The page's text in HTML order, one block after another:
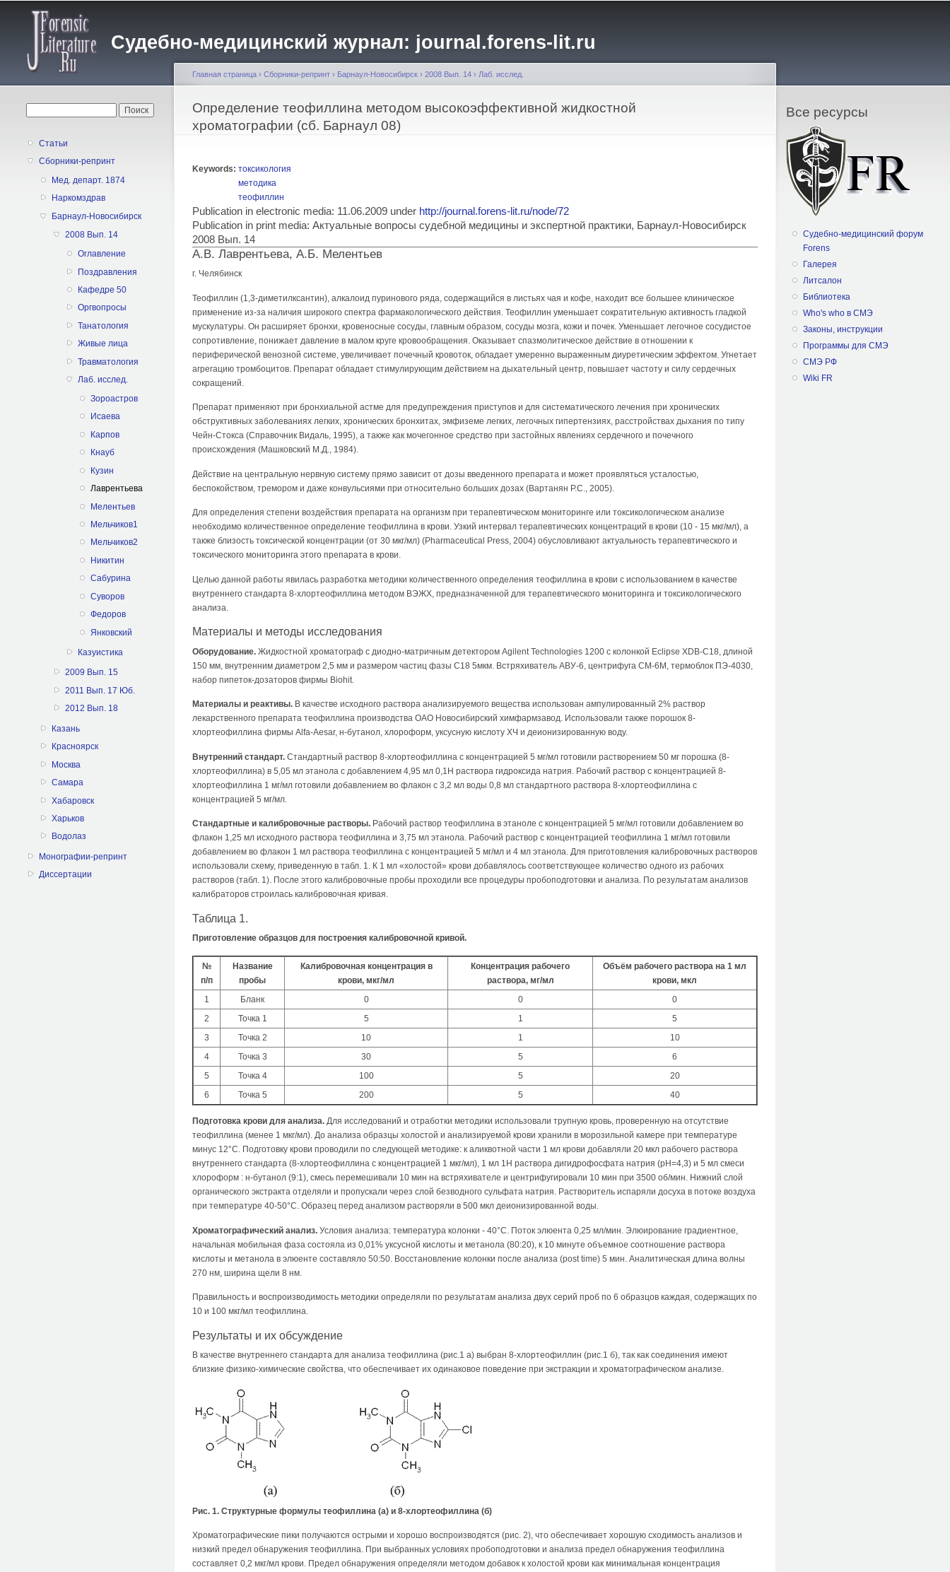
содержанию
Судебно-медицинский журнал: journal.forens-lit.ru
Статьи
Сборники-репринт
Мед. департ. 1874
Наркомздрав
Барнаул-Новосибирск
2008 Вып. 14
Оглавление
Поздравления
Кафедре 50
Оргвопросы
Танатология
Живые лица
Травматология
Лаб. исслед.
Зороастров
Исаева
Карпов
Кнауб
Кузин
Лаврентьева
Мелентьев
Мельчиков1
Мельчиков2
Никитин
Сабурина
Суворов
Федоров
Янковский
Казуистика
2009 Вып. 15
2011 Вып. 17 Юб.
2012 Вып. 18
Казань
Красноярск
Москва
Самара
Хабаровск
Харьков
Водолаз
Монографии-репринт
Диссертации
Вы здесь
Главная страница › Сборники-репринт › Барнаул-Новосибирск › 2008 Вып. 14 › Лаб. исслед.
Определение теофиллина методом высокоэффективной жидкостной
хроматографии (сб. Барнаул 08)
Keywords: токсикология
методика
теофиллин
Publication in electronic media: 11.06.2009 under http://journal.forens-lit.ru/node/72
Publication in print media: Актуальные вопросы судебной медицины и экспертной практики, Барнаул-Новосибирск
2008 Вып. 14
А.В. Лаврентьева, А.Б. Мелентьев
г. Челябинск
Теофиллин (1,3-диметилксантин), алкалоид пуринового ряда, содержащийся в листьях чая и кофе, находит все большее клиническое
применение из-за наличия широкого спектра фармакологического действия. Теофиллин уменьшает сократительную активность гладкой
мускулатуры. Он расширяет бронхи, кровеносные сосуды, главным образом, сосуды мозга, кожи и почек. Уменьшает легочное сосудистое
сопротивление, понижает давление в малом круге кровообращения. Оказывает спазмолитическое действие в отношении к
периферической венозной системе, увеличивает почечный кровоток, обладает умеренно выраженным диуретическим эффектом. Угнетает
агрегацию тромбоцитов. Препарат обладает стимулирующим действием на дыхательный центр, повышает частоту и силу сердечных
сокращений.
Препарат применяют при бронхиальной астме для предупреждения приступов и для систематического лечения при хронических
обструктивных заболеваниях легких, хронических бронхитах, эмфиземе легких, легочных гипертензиях, расстройствах дыхания по типу
Чейн-Стокса (Справочник Видаль, 1995), а также как мочегонное средство при застойных явлениях сердечного и почечного
происхождения (Машковский М.Д., 1984).
Действие на центральную нервную систему прямо зависит от дозы введенного препарата и может проявляться усталостью,
беспокойством, тремором и даже конвульсиями при относительно больших дозах (Вартанян Р.С., 2005).
Для определения степени воздействия препарата на организм при терапевтическом мониторинге или токсикологическом анализе
необходимо количественное определение теофиллина в крови. Узкий интервал терапевтических концентраций в крови (10 - 15 мкг/мл), а
также близость токсической концентрации (от 30 мкг/мл) (Pharmaceutical Press, 2004) обусловливают актуальность терапевтического и
токсического мониторинга этого препарата в крови.
Целью данной работы явилась разработка методики количественного определения теофиллина в крови с использованием в качестве
внутреннего стандарта 8-хлортеофиллина методом ВЭЖХ, предназначенной для терапевтического мониторинга и токсикологического
анализа.
Материалы и методы исследования
Оборудование. Жидкостной хроматограф с диодно-матричным детектором Agilent Technologies 1200 с колонкой Eclipse XDB-C18, длиной
150 мм, внутренним диаметром 2,5 мм и размером частиц фазы C18 5мкм. Встряхиватель АВУ-6, центрифуга СМ-6М, термоблок ПЭ-4030,
набор пипеток-дозаторов фирмы Biohit.
Материалы и реактивы. В качестве исходного раствора анализируемого вещества использован ампулированный 2% раствор
лекарственного препарата теофиллина производства ОАО Новосибирский химфармзавод. Использовали также порошок 8-
хлортеофиллина фирмы Alfa-Aesar, н-бутанол, хлороформ, уксусную кислоту ХЧ и деионизированную воду.
Внутренний стандарт. Стандартный раствор 8-хлортеофиллина с концентрацией 5 мг/мл готовили растворением 50 мг порошка (8-
хлортеофиллина) в 5,05 мл этанола с добавлением 4,95 мл 0,1Н раствора гидроксида натрия. Рабочий раствор с концентрацией 8-
хлортеофиллина 1 мг/мл готовили добавлением во флакон с 3,2 мл воды 0,8 мл стандартного раствора 8-хлортеофиллина с
концентрацией 5 мг/мл.
Стандартные и калибровочные растворы. Рабочий раствор теофиллина в этаноле с концентрацией 5 мг/мл готовили добавлением во
флакон 1,25 мл исходного раствора теофиллина и 3,75 мл этанола. Рабочий раствор с концентрацией теофиллина 1 мг/мл готовили
добавлением во флакон 1 мл раствора теофиллина с концентрацией 5 мг/мл и 4 мл этанола. Для приготовления калибровочных растворов
использовали схему, приведенную в табл. 1. К 1 мл «холостой» крови добавлялось соответствующее количество одного из рабочих
растворов (табл. 1). После этого калибровочные пробы проходили все процедуры пробоподготовки и анализа. По результатам анализов
калибраторов строилась калибровочная кривая.
Таблица 1.
Приготовление образцов для построения калибровочной кривой.
№
п/п
Название
пробы
Калибровочная концентрация в
крови, мкг/мл
Концентрация рабочего
раствора, мг/мл
Объём рабочего раствора на 1 мл
крови, мкл
1
Бланк 0 0
0
2
Точка 1 5 1
5
3
Точка 2 10 1
10
4
Точка 3 30 5
6
5
Точка 4 100 5
20
6
Точка 5 200 5 40
Подготовка крови для анализа. Для исследований и отработки методики использовали трупную кровь, проверенную на отсутствие
теофиллина (менее 1 мкг/мл). До анализа образцы холостой и анализируемой крови хранили в морозильной камере при температуре
минус 12°С. Подготовку крови проводили по следующей методике: к аликвотной части 1 мл крови добавляли 20 мкл рабочего раствора
внутреннего стандарта (8-хлортеофиллина с концентрацией 1 мкг/мл), 1 мл 1Н раствора дигидрофосфата натрия (pH=4,3) и 5 мл смеси
хлороформ : н-бутанол (9:1), смесь перемешивали 10 мин на встряхивателе и центрифугировали 10 мин при 3500 об/мин. Нижний слой
органического экстракта отделяли и пропускали через слой безводного сульфата натрия. Растворитель испаряли досуха в потоке воздуха
при температуре 40-50°С. Образец перед анализом растворяли в 500 мкл деионизированной воды.
Хроматографический анализ. Условия анализа: температура колонки - 40°С. Поток элюента 0,25 мл/мин. Элюирование градиентное,
начальная мобильная фаза состояла из 0,01% уксусной кислоты и метанола (80:20), к 10 минуте объемное соотношение раствора
кислоты и метанола в элюенте составляло 50:50. Восстановление колонки после анализа (post time) 5 мин. Аналитическая длина волны
270 нм, ширина щели 8 нм.
Правильность и воспроизводимость методики определяли по результатам анализа двух серий проб по 6 образцов каждая, содержащих по
10 и 100 мкг/мл теофиллина.
Результаты и их обсуждение
В качестве внутреннего стандарта для анализа теофиллина (рис.1 а) выбран 8-хлортеофиллин (рис.1 б), так как соединения имеют
близкие физико-химические свойства, что обеспечивает их одинаковое поведение при экстракции и хроматографическом анализе.
Рис. 1. Структурные формулы теофиллина (а) и 8-хлортеофиллина (б)
Хроматографические пики получаются острыми и хорошо воспроизводятся (рис. 2), что обеспечивает хорошую сходимость анализов и
низкий предел обнаружения теофиллина. При выбранных условиях пробоподготовки и анализа предел обнаружения теофиллина
составляет 0,2 мкг/мл крови. Предел обнаружения определяли методом добавок к холостой крови как минимальная концентрация
Все ресурсы
Судебно-медицинский форум
Forens
Галерея
Литсалон
Библиотека
Who's who в СМЭ
Законы, инструкции
Программы для СМЭ
СМЭ РФ
Wiki FR